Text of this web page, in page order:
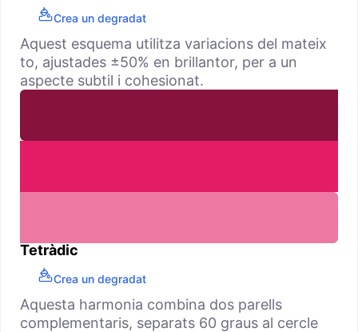
Crea un degradat
Aquest esquema utilitza variacions del mateix
to, ajustades ±50% en brillantor, per a un
aspecte subtil i cohesionat.
Tetràdic
Crea un degradat
Aquesta harmonia combina dos parells
complementaris, separats 60 graus al cercle